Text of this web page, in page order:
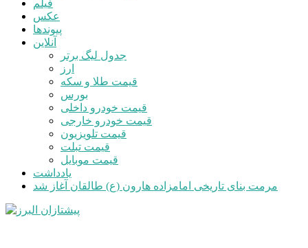
فیلم
عکس
پیوندها
آنلاین
جدول لیگ برتر
ارز
قیمت طلا و سکه
بورس
قیمت خودرو داخلی
قیمت خودرو خارجی
قیمت تلویزیون
قیمت تبلت
قیمت موبایل
یادداشت
مرمت بنای تاریخی امامزاده هارون (ع) طالقان آغاز شد